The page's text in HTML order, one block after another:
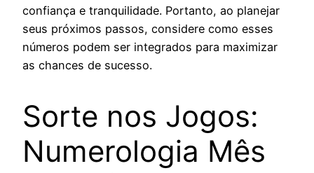
confiança e tranquilidade. Portanto, ao planejar
seus próximos passos, considere como esses
números podem ser integrados para maximizar
as chances de sucesso.
Sorte nos Jogos:
Numerologia Mês